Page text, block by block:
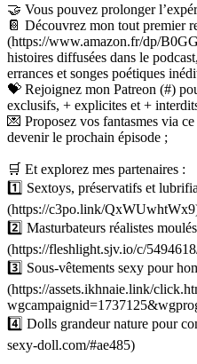
🤝 Vous pouvez prolonger
📔 Découvrez mon tout premier
(https://www.amazon.fr/dp/
histoires diffusées dans le
errances et songes poétiques
💝 Rejoignez mon Patreon (#)
exclusifs, + explicites et +
💌 Proposez vos fantasmes via
devenir le prochain épisode ;
🛒 Et explorez mes partenaires :
1️⃣ Sextoys, préservatifs et
(https://c3po.link/
2️⃣ Masturbateurs réalistes
(https://fleshlight.sjv.io/c/
3️⃣ Sous-vêtements sexy pour
(https://assets.ikhnaie.link/
4️⃣ Dolls grandeur nature pour
sexy-doll.com/#ae485)